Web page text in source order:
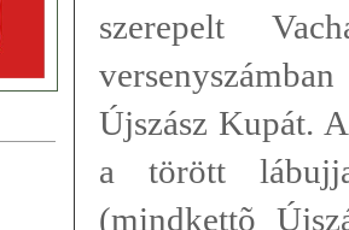
szerepelt
Újszász Kupát.
a törött
(mindkettõ